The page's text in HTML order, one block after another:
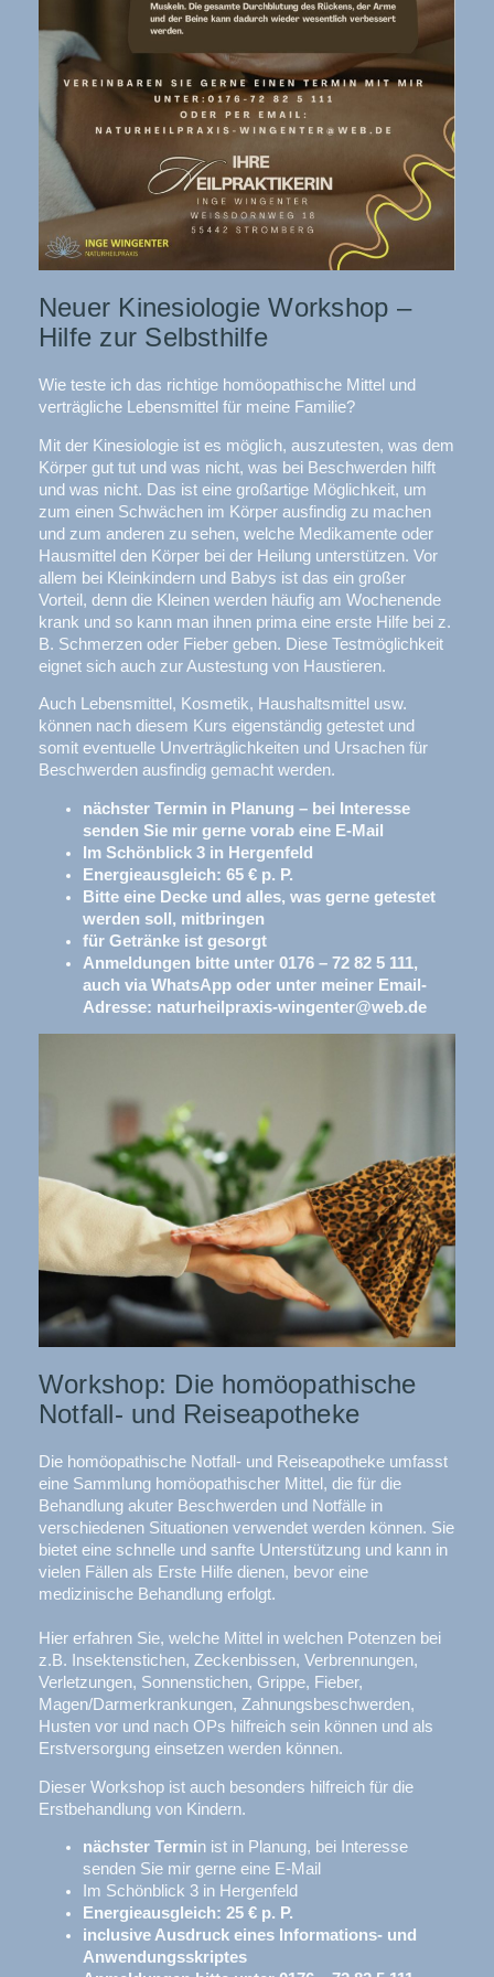
Neuer Kinesiologie Workshop –
Hilfe zur Selbsthilfe
Wie teste ich das richtige homöopathische Mittel und
verträgliche Lebensmittel für meine Familie?
Mit der Kinesiologie ist es möglich, auszutesten, was dem
Körper gut tut und was nicht, was bei Beschwerden hilft
und was nicht. Das ist eine großartige Möglichkeit, um
zum einen Schwächen im Körper ausfindig zu machen
und zum anderen zu sehen, welche Medikamente oder
Hausmittel den Körper bei der Heilung unterstützen. Vor
allem bei Kleinkindern und Babys ist das ein großer
Vorteil, denn die Kleinen werden häufig am Wochenende
krank und so kann man ihnen prima eine erste Hilfe bei z.
B. Schmerzen oder Fieber geben. Diese Testmöglichkeit
eignet sich auch zur Austestung von Haustieren.
Auch Lebensmittel, Kosmetik, Haushaltsmittel usw.
können nach diesem Kurs eigenständig getestet und
somit eventuelle Unverträglichkeiten und Ursachen für
Beschwerden ausfindig gemacht werden.
nächster Termin in Planung – bei Interesse
senden Sie mir gerne vorab eine E-Mail
Im Schönblick 3 in Hergenfeld
Energieausgleich: 65 € p. P.
Bitte eine Decke und alles, was gerne getestet
werden soll, mitbringen
für Getränke ist gesorgt
Anmeldungen bitte unter 0176 – 72 82 5 111,
auch via WhatsApp oder unter meiner Email-
Adresse: naturheilpraxis-wingenter@web.de
Workshop: Die homöopathische
Notfall- und Reiseapotheke
Die homöopathische Notfall- und Reiseapotheke umfasst
eine Sammlung homöopathischer Mittel, die für die
Behandlung akuter Beschwerden und Notfälle in
verschiedenen Situationen verwendet werden können. Sie
bietet eine schnelle und sanfte Unterstützung und kann in
vielen Fällen als Erste Hilfe dienen, bevor eine
medizinische Behandlung erfolgt.
Hier erfahren Sie, welche Mittel in welchen Potenzen bei
z.B. Insektenstichen, Zeckenbissen, Verbrennungen,
Verletzungen, Sonnenstichen, Grippe, Fieber,
Magen/Darmerkrankungen, Zahnungsbeschwerden,
Husten vor und nach OPs hilfreich sein können und als
Erstversorgung einsetzen werden können.
Dieser Workshop ist auch besonders hilfreich für die
Erstbehandlung von Kindern.
nächster Termin ist in Planung, bei Interesse
senden Sie mir gerne eine E-Mail
Im Schönblick 3 in Hergenfeld
Energieausgleich: 25 € p. P.
inclusive Ausdruck eines Informations- und
Anwendungsskriptes